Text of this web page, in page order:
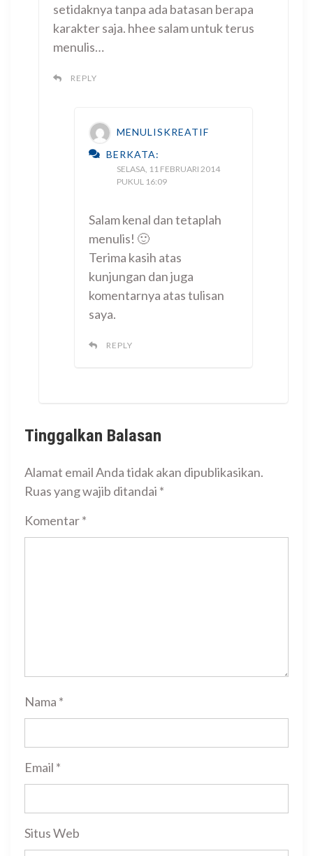
setidaknya tanpa ada batasan berapa
karakter saja. hhee salam untuk terus
menulis…
REPLY
MENULISKREATIF
BERKATA:
SELASA, 11 FEBRUARI 2014
PUKUL 16:09
Salam kenal dan tetaplah
menulis! 🙂
Terima kasih atas
kunjungan dan juga
komentarnya atas tulisan
saya.
REPLY
Tinggalkan Balasan
Alamat email Anda tidak akan dipublikasikan.
Ruas yang wajib ditandai *
Komentar*
Nama *
Email *
Situs Web